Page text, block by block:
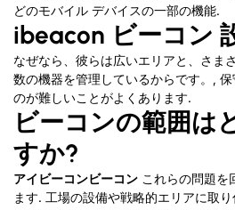
どのモバイル デバイスの一部の機能.
ibeacon ビーコン
なぜなら、彼らは広いエリアと、さま
数の機器を管理しているからです。,
のが難しいことがよくあります.
ビーコンの範囲は
すか?
アイビーコンビーコン これらの問題を
ます. 工場の設備や戦略的エリアに取